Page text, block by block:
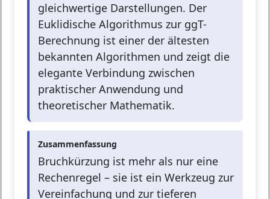
gleichwertige Darstellungen. Der
Euklidische Algorithmus zur ggT-
Berechnung ist einer der ältesten
bekannten Algorithmen und zeigt die
elegante Verbindung zwischen
praktischer Anwendung und
theoretischer Mathematik.
Zusammenfassung
Bruchkürzung ist mehr als nur eine
Rechenregel – sie ist ein Werkzeug zur
Vereinfachung und zur tieferen